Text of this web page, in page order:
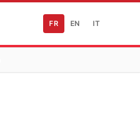
FR EN IT